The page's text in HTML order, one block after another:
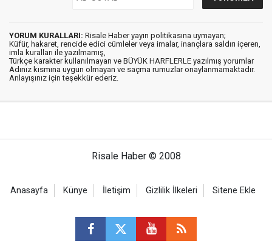
YORUM KURALLARI: Risale Haber yayın politikasına uymayan;
Küfür, hakaret, rencide edici cümleler veya imalar, inançlara saldırı içeren,
imla kuralları ile yazılmamış,
Türkçe karakter kullanılmayan ve BÜYÜK HARFLERLE yazılmış yorumlar
Adınız kısmına uygun olmayan ve saçma rumuzlar onaylanmamaktadır.
Anlayışınız için teşekkür ederiz.
Risale Haber © 2008
Anasayfa Künye İletişim Gizlilik İlkeleri Sitene Ekle